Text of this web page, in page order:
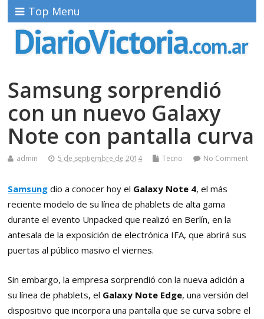
Top Menu
Samsung sorprendió
con un nuevo Galaxy
Note con pantalla curva
admin 5 de septiembre de 2014 Tecno No Comment
Samsung dio a conocer hoy el Galaxy Note 4, el más
reciente modelo de su línea de phablets de alta gama
durante el evento Unpacked que realizó en Berlín, en la
antesala de la exposición de electrónica IFA, que abrirá sus
puertas al público masivo el viernes.
Sin embargo, la empresa sorprendió con la nueva adición a
su línea de phablets, el Galaxy Note Edge, una versión del
dispositivo que incorpora una pantalla que se curva sobre el